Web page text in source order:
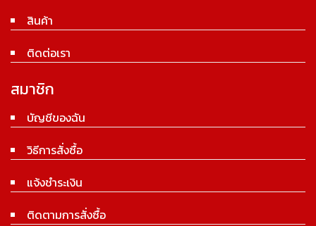
สินค้า
ติดต่อเรา
สมาชิก
บัญชีของฉัน
วิธีการสั่งซื้อ
แจ้งชำระเงิน
ติดตามการสั่งซื้อ